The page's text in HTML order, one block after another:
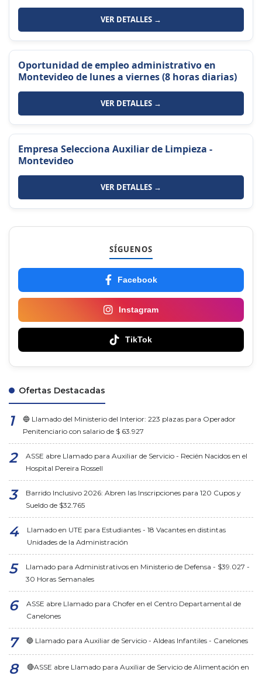
VER DETALLES →
Oportunidad de empleo administrativo en
Montevideo de lunes a viernes (8 horas diarias)
VER DETALLES →
Empresa Selecciona Auxiliar de Limpieza -
Montevideo
VER DETALLES →
SÍGUENOS
Facebook
Instagram
TikTok
Ofertas Destacadas
🔵 Llamado del Ministerio del Interior: 223 plazas para Operador
Penitenciario con salario de $ 63.927
ASSE abre Llamado para Auxiliar de Servicio - Recién Nacidos en el
Hospital Pereira Rossell
Barrido Inclusivo 2026: Abren las Inscripciones para 120 Cupos y
Sueldo de $32.765
Llamado en UTE para Estudiantes - 18 Vacantes en distintas
Unidades de la Administración
Llamado para Administrativos en Ministerio de Defensa - $39.027 -
30 Horas Semanales
ASSE abre Llamado para Chofer en el Centro Departamental de
Canelones
🔵 Llamado para Auxiliar de Servicio - Aldeas Infantiles - Canelones
🔴ASSE abre Llamado para Auxiliar de Servicio de Alimentación en